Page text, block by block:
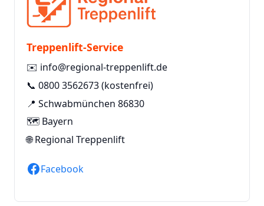
Treppenlift-Service
✉️ info@regional-treppenlift.de
📞 0800 3562673(kostenfrei)
📍 Schwabmünchen 86830
🗺️ Bayern
🌐Regional Treppenlift
Facebook